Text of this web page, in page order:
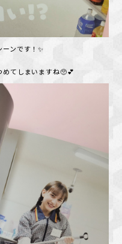
ンです！✨
てしまいますね🥺💕